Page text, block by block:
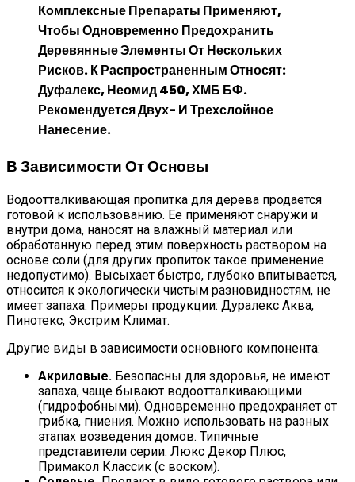
Комплексные Препараты Применяют,
Чтобы Одновременно Предохранить
Деревянные Элементы От Нескольких
Рисков. К Распространенным Относят:
Дуфалекс, Неомид 450, ХМБ БФ.
Рекомендуется Двух- И Трехслойное
Нанесение.
В Зависимости От Основы
Водоотталкивающая пропитка для дерева продается
готовой к использованию. Ее применяют снаружи и
внутри дома, наносят на влажный материал или
обработанную перед этим поверхность раствором на
основе соли (для других пропиток такое применение
недопустимо). Высыхает быстро, глубоко впитывается,
относится к экологически чистым разновидностям, не
имеет запаха. Примеры продукции: Дуралекс Аква,
Пинотекс, Экстрим Климат.
Другие виды в зависимости основного компонента:
Акриловые. Безопасны для здоровья, не имеют
запаха, чаще бывают водоотталкивающими
(гидрофобными). Одновременно предохраняет от
грибка, гниения. Можно использовать на разных
этапах возведения домов. Типичные
представители серии: Люкс Декор Плюс,
Примакол Классик (с воском).